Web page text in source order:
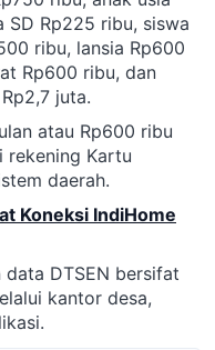
SD Rp225 ribu, siswa
ribu, lansia Rp600
Rp600 ribu, dan
juta.
atau Rp600 ribu
rekening Kartu
daerah.
Koneksi IndiHome
data DTSEN bersifat
kantor desa,